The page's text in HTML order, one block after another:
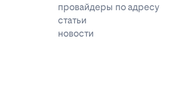
провайдеры по адресу
статьи
новости